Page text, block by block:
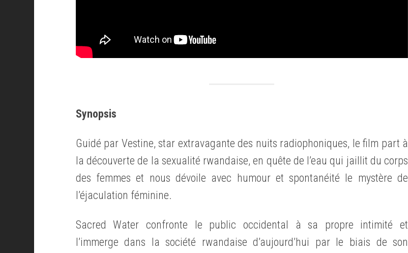
Synopsis
Guidé par Vestine, star extravagante des nuits radiophoniques, le film part à
la découverte de la sexualité rwandaise, en quête de l’eau qui jaillit du corps
des femmes et nous dévoile avec humour et spontanéité le mystère de
l’éjaculation féminine.
Sacred Water confronte le public occidental à sa propre intimité et
l’immerge dans la société rwandaise d’aujourd’hui par le biais de son